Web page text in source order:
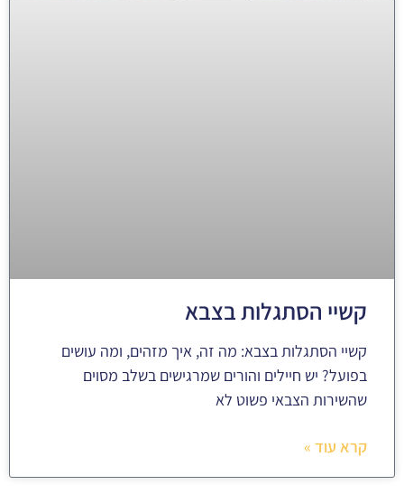
קשיי הסתגלות בצבא
קשיי הסתגלות בצבא: מה זה, איך מזהים, ומה עושים
בפועל? יש חיילים והורים שמרגישים בשלב מסוים
שהשירות הצבאי פשוט לא
קרא עוד »